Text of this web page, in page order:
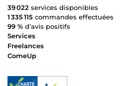
39 022 services disponibles
1 335 115 commandes effectuées
99 % d’avis positifs
Services
Freelances
ComeUp